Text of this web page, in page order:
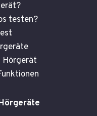
testen?
Hörgerät